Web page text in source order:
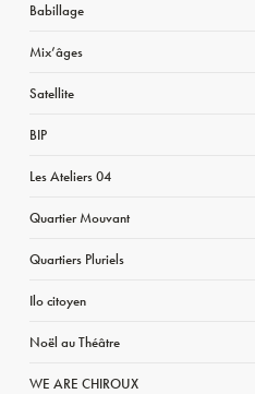
Babillage
Mix’âges
Satellite
BIP
Les Ateliers 04
Quartier Mouvant
Quartiers Pluriels
Ilo citoyen
Noël au Théâtre
WE ARE CHIROUX